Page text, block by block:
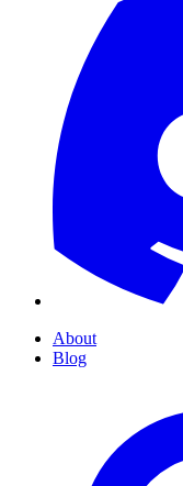
About
Blog